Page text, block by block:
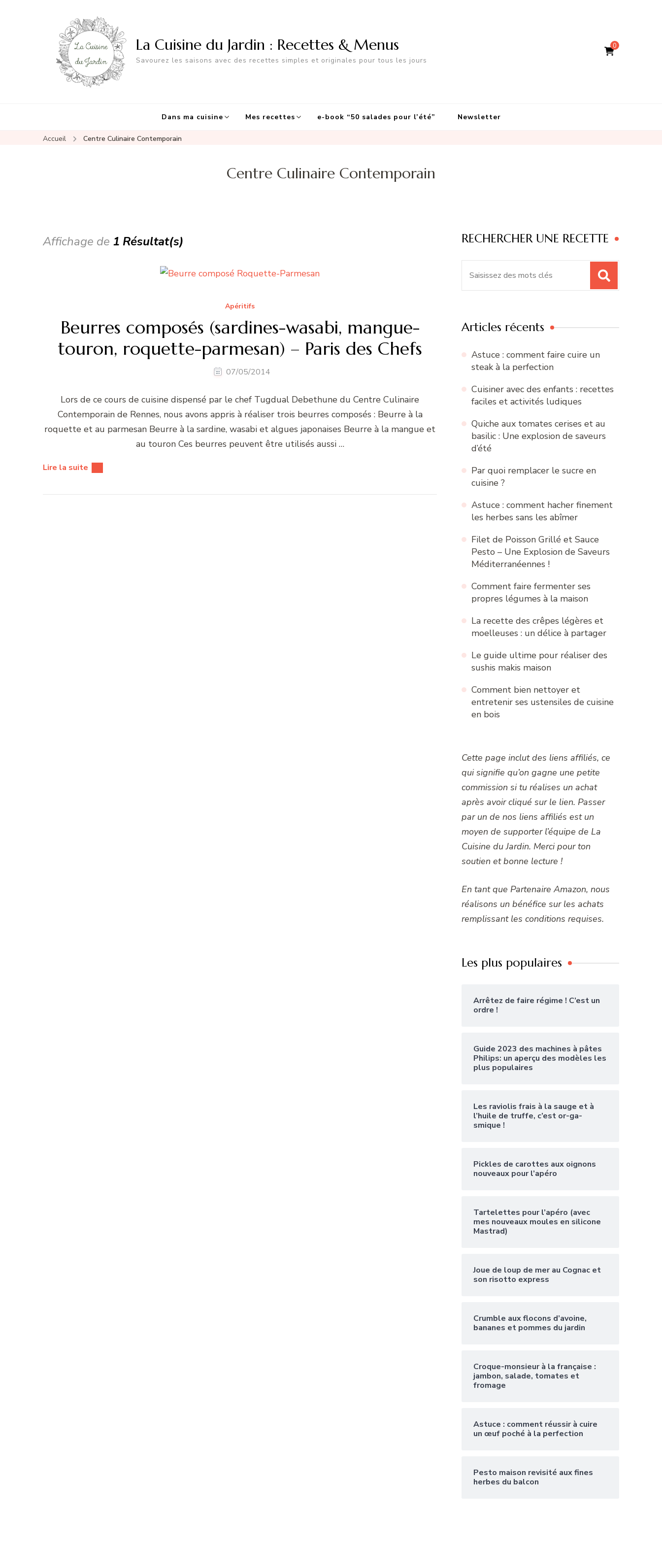
0
La Cuisine du Jardin : Recettes & Menus
Savourez les saisons avec des recettes simples et originales pour tous les jours
Dans ma cuisine Mes recettes e-book “50 salades pour l’été” Newsletter
Accueil Centre Culinaire Contemporain
Centre Culinaire Contemporain
Affichage de 1 Résultat(s)
Apéritifs
Beurres composés (sardines-wasabi, mangue-
touron, roquette-parmesan) – Paris des Chefs
07/05/2014
Lors de ce cours de cuisine dispensé par le chef Tugdual Debethune du Centre Culinaire
Contemporain de Rennes, nous avons appris à réaliser trois beurres composés : Beurre à la
roquette et au parmesan Beurre à la sardine, wasabi et algues japonaises Beurre à la mangue et
au touron Ces beurres peuvent être utilisés aussi …
Lire la suite
RECHERCHER UNE RECETTE
Articles récents
Astuce : comment faire cuire un
steak à la perfection
Cuisiner avec des enfants : recettes
faciles et activités ludiques
Quiche aux tomates cerises et au
basilic : Une explosion de saveurs
d’été
Par quoi remplacer le sucre en
cuisine ?
Astuce : comment hacher finement
les herbes sans les abîmer
Filet de Poisson Grillé et Sauce
Pesto – Une Explosion de Saveurs
Méditerranéennes !
Comment faire fermenter ses
propres légumes à la maison
La recette des crêpes légères et
moelleuses : un délice à partager
Le guide ultime pour réaliser des
sushis makis maison
Comment bien nettoyer et
entretenir ses ustensiles de cuisine
en bois
Cette page inclut des liens affiliés, ce
qui signifie qu’on gagne une petite
commission si tu réalises un achat
après avoir cliqué sur le lien. Passer
par un de nos liens affiliés est un
moyen de supporter l’équipe de La
Cuisine du Jardin. Merci pour ton
soutien et bonne lecture !
En tant que Partenaire Amazon, nous
réalisons un bénéfice sur les achats
remplissant les conditions requises.
Les plus populaires
Arrêtez de faire régime ! C’est un
ordre !
Guide 2023 des machines à pâtes
Philips: un aperçu des modèles les
plus populaires
Les raviolis frais à la sauge et à
l’huile de truffe, c’est or-ga-
smique !
Pickles de carottes aux oignons
nouveaux pour l’apéro
Tartelettes pour l’apéro (avec
mes nouveaux moules en silicone
Mastrad)
Joue de loup de mer au Cognac et
son risotto express
Crumble aux flocons d’avoine,
bananes et pommes du jardin
Croque-monsieur à la française :
jambon, salade, tomates et
fromage
Astuce : comment réussir à cuire
un œuf poché à la perfection
Pesto maison revisité aux fines
herbes du balcon